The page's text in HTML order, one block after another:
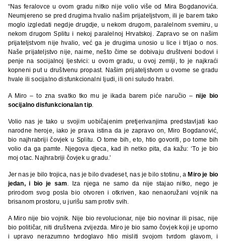
“Nas feralovce u ovom gradu nitko nije volio više od Mira Bogdanovića.
Neumjereno se pred drugima hvalio našim prijateljstvom, ili je barem tako
moglo izgledati negdje drugdje, u nekom drugom, paralelnom svemiru, u
nekom drugom Splitu i nekoj paralelnoj Hrvatskoj. Zapravo se on našim
prijateljstvom nije hvalio, već ga je drugima unosio u lice i trljao o nos.
Naše prijateljstvo nije, naime, nešto čime se dobivaju društveni bodovi i
penje na socijalnoj ljestvici: u ovom gradu, u ovoj zemlji, to je najkraći
kopneni put u društvenu propast. Našim prijateljstvom u ovome se gradu
hvale ili socijalno disfunkcionalni ljudi, ili oni suludo hrabri.
A Miro – to zna svatko tko mu je ikada barem piće naručio –nije bio
socijalno disfunkcionalan tip.
Volio nas je tako u svojim uobičajenim pretjerivanjima predstavljati kao
narodne heroje, iako je prava istina da je zapravo on, Miro Bogdanović,
bio najhrabriji čovjek u Splitu. O tome bih, eto, htio govoriti, po tome bih
volio da ga pamte. Njegova djeca, kad ih netko pita, da kažu: ‘To je bio
moj otac. Najhrabriji čovjek u gradu.’
Jer nas je bilo trojica, nas je bilo dvadeset, nas je bilo stotinu, aMiro je bio
jedan, i bio je sam . Iza njega ne samo da nije stajao nitko, nego je
prirodom svog posla bio otvoren i otkriven, kao nenaoružani vojnik na
brisanom prostoru, u jurišu sam protiv svih.
A Miro nije bio vojnik. Nije bio revolucionar, nije bio novinar ili pisac, nije
bio političar, niti društvena zvijezda. Miro je bio samo čovjek koji je uporno
i upravo nerazumno tvrdoglavo htio misliti svojom tvrdom glavom, i